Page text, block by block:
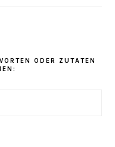
ODER ZUTATEN